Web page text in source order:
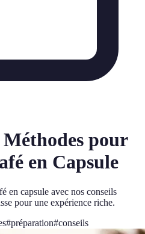
pour
en Capsule
en capsule avec nos conseils
pour une expérience riche.
#préparation#conseils